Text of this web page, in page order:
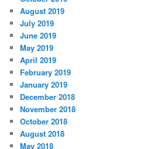
August 2019
July 2019
June 2019
May 2019
April 2019
February 2019
January 2019
December 2018
November 2018
October 2018
August 2018
May 2018